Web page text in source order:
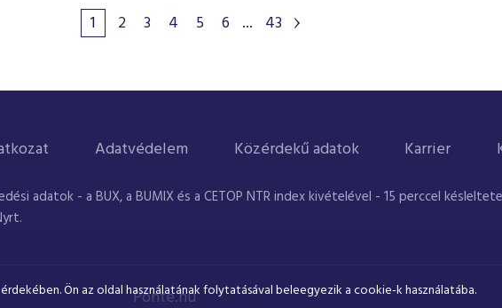
1 2 3 4 5 6 ... 43
Adatvédelem Közérdekű adatok Karrier
adatok - a BUX, a BUMIX és a CETOP NTR index kivételével - 15 perccel
Ponte.hu
Ön az oldal használatának folytatásával beleegyezik a cookie-k használatába.